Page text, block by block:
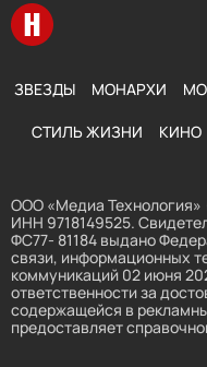
Перейти на главную
ЗВЕЗДЫ МОНАРХИ
СТИЛЬ ЖИЗНИ КИНО
ООО «Медиа Технология»
ИНН 9718149525.
ФС77- 81184 выдано
связи, информационных
коммуникаций 02 июня
ответственности за
содержащейся в
предоставляет